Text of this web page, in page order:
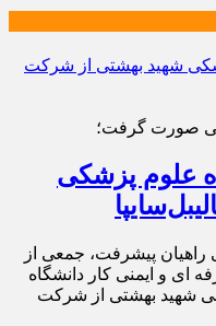
صورت گرفت؛
علوم پزشکی
پیشرفت، جمعی از
ای و ایمنی کار دانشگاه
شهید بهشتی از شرکت